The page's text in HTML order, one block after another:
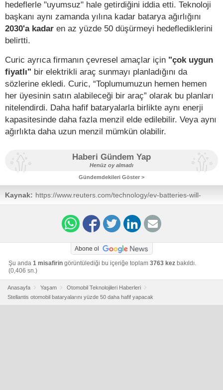
hedeflerle "uyumsuz" hale getirdiğini iddia etti. Teknoloji
başkanı aynı zamanda yılına kadar batarya ağırlığını
2030'a kadar en az yüzde 50 düşürmeyi hedeflediklerini
belirtti.
Curic ayrıca firmanın çevresel amaçlar için "çok uygun
fiyatlı" bir elektrikli araç sunmayı planladığını da
sözlerine ekledi. Curic, “Toplumumuzun hemen hemen
her üyesinin satın alabileceği bir araç” olarak bu planları
nitelendirdi. Daha hafif bataryalarla birlikte aynı enerji
kapasitesinde daha fazla menzil elde edilebilir. Veya aynı
ağırlıkta daha uzun menzil mümkün olabilir.
Haberi Gündem Yap
Henüz oy almadı
Gündemdekileri Göster >
Kaynak: https://www.reuters.com/technology/ev-batteries-will-
have-be-50-lighter-future-stellantis-tech-chief-says-2023-
Abone ol
Şu anda 1 misafirin görüntülediği bu içeriğe toplam 3763 kez bakıldı.
(0,406 sn.)
Anasayfa Yaşam
Otomobil Teknolojileri Haberleri
Stellantis otomobil bataryalarını yüzde 50 daha hafif yapacak